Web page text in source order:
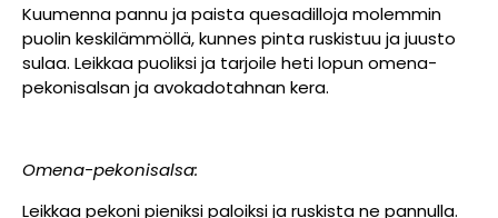
Kuumenna pannu ja paista quesadilloja molemmin
puolin keskilämmöllä, kunnes pinta ruskistuu ja juusto
sulaa. Leikkaa puoliksi ja tarjoile heti lopun omena-
pekonisalsan ja avokadotahnan kera.
Omena-pekonisalsa:
Leikkaa pekoni pieniksi paloiksi ja ruskista ne pannulla.